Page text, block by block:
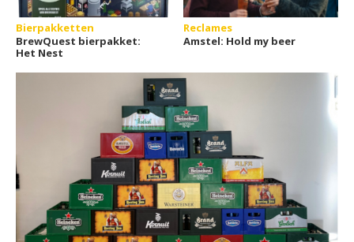
Bierpakketten
BrewQuest bierpakket:
Het Nest
Reclames
Amstel: Hold my beer